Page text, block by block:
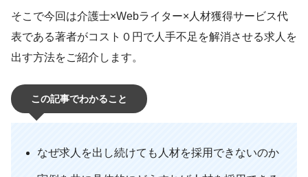
そこで今回は介護士×Webライター×人材獲得サービス代
表である著者がコスト０円で人手不足を解消させる求人を
出す方法をご紹介します。
この記事でわかること
なぜ求人を出し続けても人材を採用できないのか